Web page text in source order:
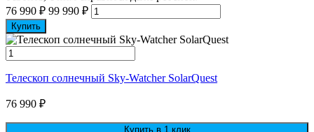
76 990 ₽ 99 990 ₽
Купить
Телескоп солнечный Sky-Watcher SolarQuest
76 990 ₽